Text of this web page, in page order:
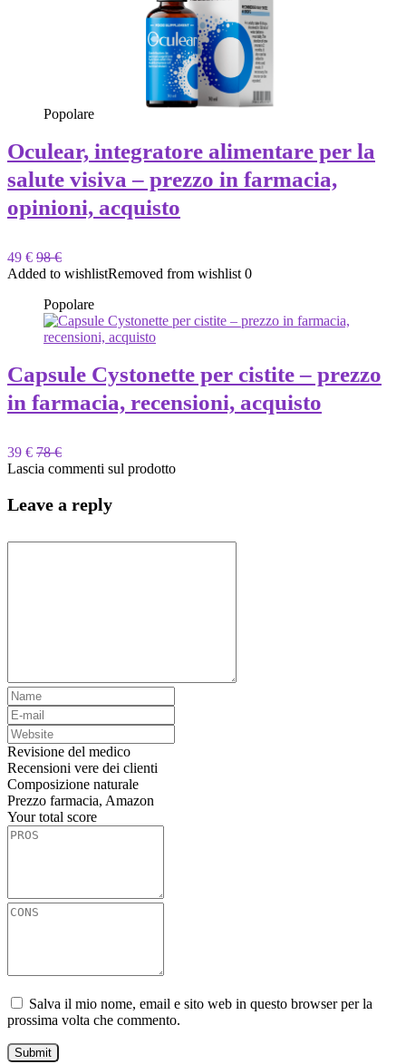
Popolare
Oculear, integratore alimentare per la
salute visiva – prezzo in farmacia,
opinioni, acquisto
49 € 98 €
Added to wishlistRemoved from wishlist 0
Popolare
Capsule Cystonette per cistite – prezzo
in farmacia, recensioni, acquisto
39 € 78 €
Lascia commenti sul prodotto
Leave a reply
Revisione del medico
Recensioni vere dei clienti
Composizione naturale
Prezzo farmacia, Amazon
Your total score
Salva il mio nome, email e sito web in questo browser per la
prossima volta che commento.